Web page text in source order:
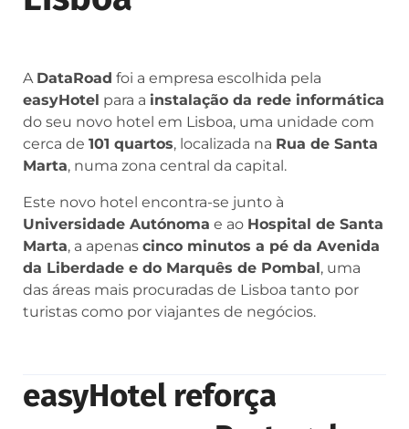
A DataRoad foi a empresa escolhida pela
easyHotel para a instalação da rede informática
do seu novo hotel em Lisboa, uma unidade com
cerca de 101 quartos, localizada na Rua de Santa
Marta, numa zona central da capital.
Este novo hotel encontra-se junto à
Universidade Autónoma e ao Hospital de Santa
Marta, a apenas cinco minutos a pé da Avenida
da Liberdade e do Marquês de Pombal, uma
das áreas mais procuradas de Lisboa tanto por
turistas como por viajantes de negócios.
easyHotel reforça